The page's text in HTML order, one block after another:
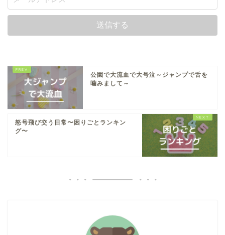
公園で大流血で大号泣～ジャンプで舌を
噛みまして～
怒号飛び交う日常〜困りごとランキン
グ〜